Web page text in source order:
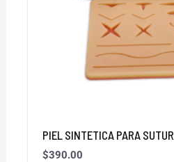
PIEL SINTETICA PARA
$390.00